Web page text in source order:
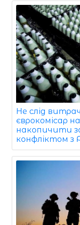
Не слід
єврокомісар
накопичити
конфліктом з